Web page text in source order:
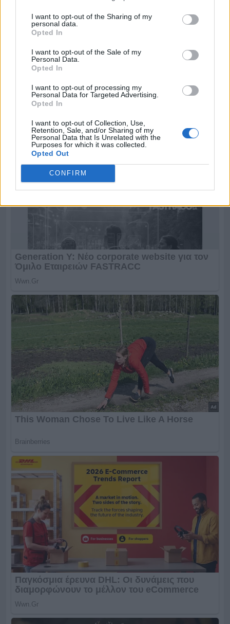
I want to opt-out of the Sharing of my
personal data.
Opted In
I want to opt-out of the Sale of my
Personal Data.
Opted In
I want to opt-out of processing my
Personal Data for Targeted Advertising.
Opted In
I want to opt-out of Collection, Use,
Retention, Sale, and/or Sharing of my
Personal Data that Is Unrelated with the
Purposes for which it was collected.
Opted Out
CONFIRM